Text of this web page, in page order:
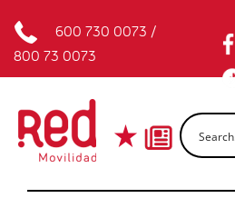
600 730 0073 /
800 73 0073